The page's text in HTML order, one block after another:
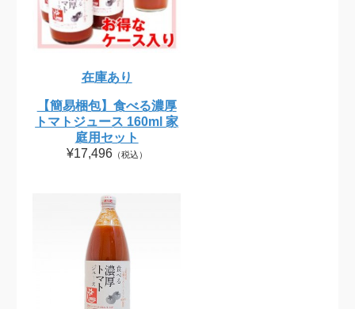
在庫あり
【簡易梱包】食べる濃厚
トマトジュース 160ml 家
庭用セット
¥17,496（税込）